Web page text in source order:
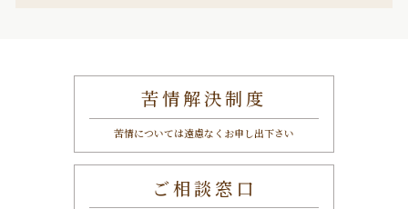
苦情解決制度
苦情については遠慮なくお申し出下さい
ご相談窓口